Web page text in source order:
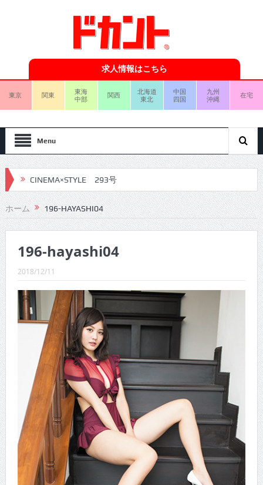
求人情報はこちら
東京 関東
東海
中部
関西
北海道
東北
中国
四国
九州
沖縄
在宅
Menu
CINEMA×STYLE 293号
CINEMA×STYLE 292号
CINEMA×STYLE 291号
CINEMA×STYLE 290号
CINEMA×STYLE 289号
CINEMA×STYLE 288号
CINEMA×STYLE 287号
CINEMA×STYLE 286号
CINEMA×STYLE 285号
CINEMA×STYLE 294号
ホーム 196-HAYASHI04
196-hayashi04
2018/12/11